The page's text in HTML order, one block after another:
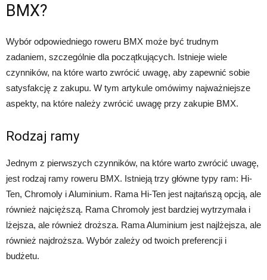
BMX?
Wybór odpowiedniego roweru BMX może być trudnym
zadaniem, szczególnie dla początkujących. Istnieje wiele
czynników, na które warto zwrócić uwagę, aby zapewnić sobie
satysfakcję z zakupu. W tym artykule omówimy najważniejsze
aspekty, na które należy zwrócić uwagę przy zakupie BMX.
Rodzaj ramy
Jednym z pierwszych czynników, na które warto zwrócić uwagę,
jest rodzaj ramy roweru BMX. Istnieją trzy główne typy ram: Hi-
Ten, Chromoly i Aluminium. Rama Hi-Ten jest najtańszą opcją, ale
również najcięższą. Rama Chromoly jest bardziej wytrzymała i
lżejsza, ale również droższa. Rama Aluminium jest najlżejsza, ale
również najdroższa. Wybór zależy od twoich preferencji i
budżetu.